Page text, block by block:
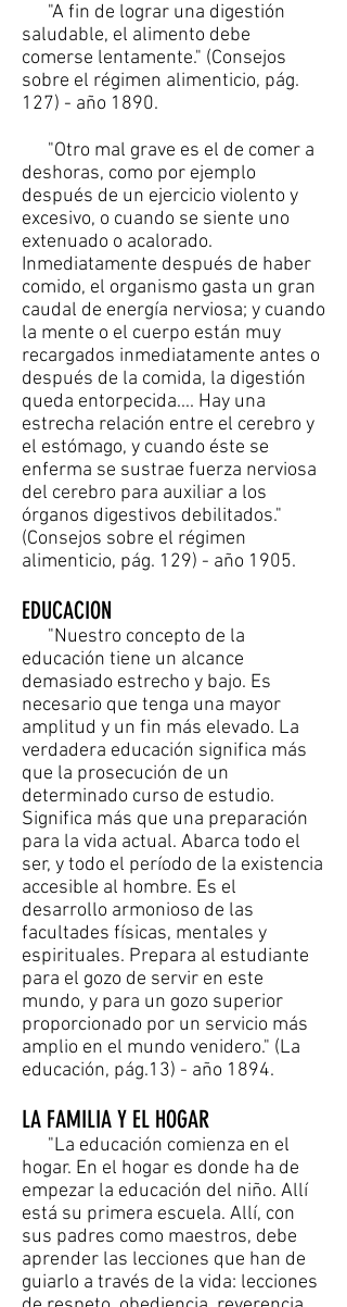
"A fin de lograr una digestión
saludable, el alimento debe
comerse lentamente." (Consejos
sobre el régimen alimenticio, pág.
127) - año 1890.
"Otro mal grave es el de comer a
deshoras, como por ejemplo
después de un ejercicio violento y
excesivo, o cuando se siente uno
extenuado o acalorado.
Inmediatamente después de haber
comido, el organismo gasta un gran
caudal de energía nerviosa; y cuando
la mente o el cuerpo están muy
recargados inmediatamente antes o
después de la comida, la digestión
queda entorpecida.... Hay una
estrecha relación entre el cerebro y
el estómago, y cuando éste se
enferma se sustrae fuerza nerviosa
del cerebro para auxiliar a los
órganos digestivos debilitados."
(Consejos sobre el régimen
alimenticio, pág. 129) - año 1905.
EDUCACION
"Nuestro concepto de la
educación tiene un alcance
demasiado estrecho y bajo. Es
necesario que tenga una mayor
amplitud y un fin más elevado. La
verdadera educación significa más
que la prosecución de un
determinado curso de estudio.
Significa más que una preparación
para la vida actual. Abarca todo el
ser, y todo el período de la existencia
accesible al hombre. Es el
desarrollo armonioso de las
facultades físicas, mentales y
espirituales. Prepara al estudiante
para el gozo de servir en este
mundo, y para un gozo superior
proporcionado por un servicio más
amplio en el mundo venidero." (La
educación, pág.13) - año 1894.
LA FAMILIA Y EL HOGAR
"La educación comienza en el
hogar. En el hogar es donde ha de
empezar la educación del niño. Allí
está su primera escuela. Allí, con
sus padres como maestros, debe
aprender las lecciones que han de
guiarlo a través de la vida: lecciones